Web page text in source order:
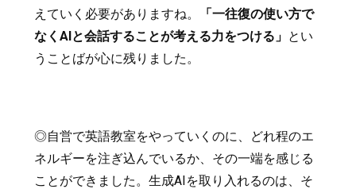
えていく必要がありますね。
「一往復の使い方で
なくAIと会話することが考える力をつける」 とい
うことばが心に残りました。
◎自営で英語教室をやっていくのに、どれ程のエ
ネルギーを注ぎ込んでいるか、その一端を感じる
ことができました。生成AIを取り入れるのは、そ